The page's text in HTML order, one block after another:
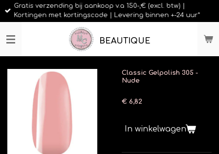
Ga
direct
de
BEAUTIQUE
Gratis verzending bij aankoop v.a 150-,€ (excl. btw) |
Kortingen met kortingscode | Levering binnen +-24 uur*
Classic Gelpolish 305 -
Nude
€ 6,82
In winkelwagen